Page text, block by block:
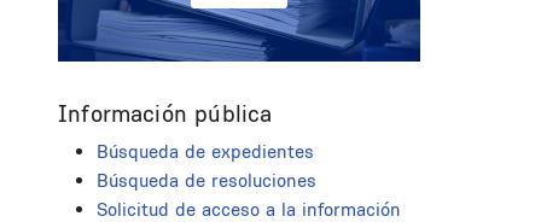
Información pública
Búsqueda de expedientes
Búsqueda de resoluciones
Solicitud de acceso a la información